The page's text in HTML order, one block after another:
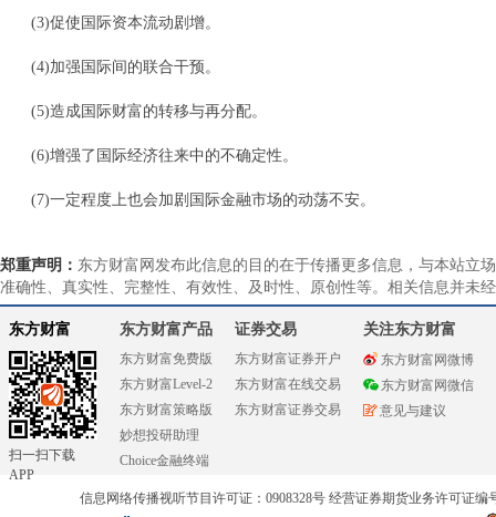
(3)促使国际资本流动剧增。
(4)加强国际间的联合干预。
(5)造成国际财富的转移与再分配。
(6)增强了国际经济往来中的不确定性。
(7)一定程度上也会加剧国际金融市场的动荡不安。
郑重声明： 东方财富网发布此信息的目的在于传播更多信息，与本站立
准确性、真实性、完整性、有效性、及时性、原创性等。相关信息并未
东方财富
扫一扫下载
APP
东方财富产品
东方财富免费版
东方财富Level-2
东方财富策略版
妙想投研助理
Choice金融终端
证券交易
东方财富证券开户
东方财富在线交易
东方财富证券交易
关注东方财富
东方财富网微博
东方财富网微信
意见与建议
信息网络传播视听节目许可证：0908328号 经营证券期货业务许可证编